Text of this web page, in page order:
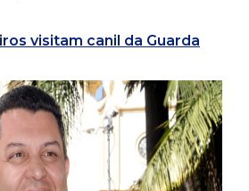
visitam canil da Guarda